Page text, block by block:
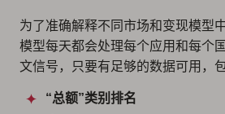
为了准确解释不同市场和变现模型
模型每天都会处理每个应用和每个
文信号，只要有足够的数据可用，包
“总额”类别排名